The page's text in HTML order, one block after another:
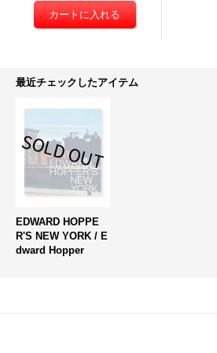
最近チェックしたアイテム
EDWARD HOPPE
R'S NEW YORK / E
dward Hopper